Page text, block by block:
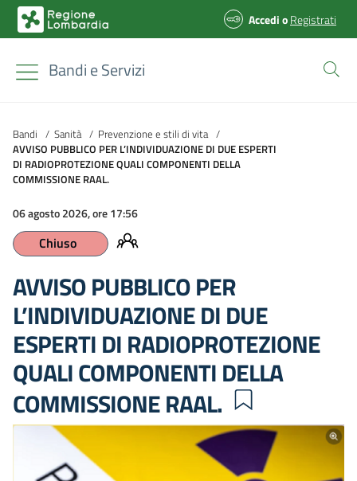
AccedioRegistrati
Bandi e Servizi
Bandi / Sanità / Prevenzione e stili di vita /
AVVISO PUBBLICO PER L’INDIVIDUAZIONE DI DUE ESPERTI
DI RADIOPROTEZIONE QUALI COMPONENTI DELLA
COMMISSIONE RAAL.
06 agosto 2026, ore 17:56
Chiuso
AVVISO PUBBLICO PER
L’INDIVIDUAZIONE DI DUE
ESPERTI DI RADIOPROTEZIONE
QUALI COMPONENTI DELLA
COMMISSIONE RAAL.